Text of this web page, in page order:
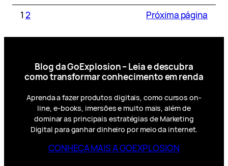
1 2 Próxima página
Blog da GoExplosion – Leia e descubra
como transformar conhecimento em renda
Aprenda a fazer produtos digitais, como cursos on-
line, e-books, imersões e muito mais, além de
dominar as principais estratégias de Marketing
Digital para ganhar dinheiro por meio da internet.
CONHEÇA MAIS A GOEXPLOSION